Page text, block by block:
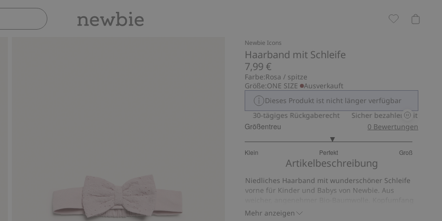
Newbie Icons
Haarband mit Schleife
7,99 €
Farbe:Rosa / spitze
Größe:ONE SIZE
Ausverkauft
Dieses Produkt ist nicht länger verfügbar
30-tägiges Rückgaberecht Sicher bezahlen mit PayPal &
Größentreu
Klein Perfekt Groß
von
126
Bewertungen
0 Bewertungen
Artikelbeschreibung
Mehr anzeigen
Niedliches Haarband mit wunderschöner Schleife
vorne für Kinder und Babys von Newbie. Aus
44-52.